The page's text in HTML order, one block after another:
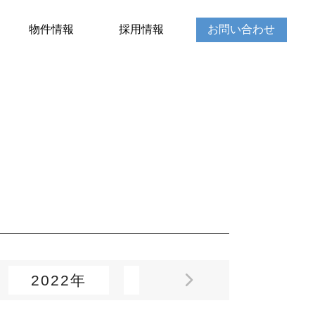
物件情報 採用情報 お問い合わせ
2022年 2021年